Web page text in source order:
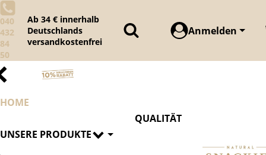
040
432
84
50
Ab 34 € innerhalb
Deutschlands
versandkostenfrei
Anmelden
HOME
UNSERE PRODUKTE
QUALITÄT